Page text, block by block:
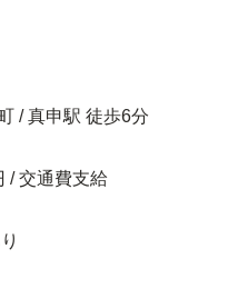
/ 真申駅 徒歩6分
/ 交通費支給